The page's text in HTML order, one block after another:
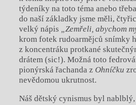
týdeníky na toto téma anebo
do naší základky jsme měli,
velký nápis
„Zemřeli, abychom
krom fotek rudoarmějců snímky
z koncentráku protkané
drátem (sic!). Možná toto
pionýrská řachanda z Ohníčku
nevědomou ukrutnost.
Náš dětský cynismus byl nablblý,